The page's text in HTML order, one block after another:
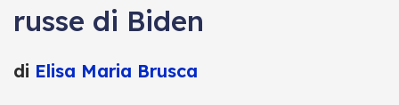
russe di Biden
di Elisa Maria Brusca